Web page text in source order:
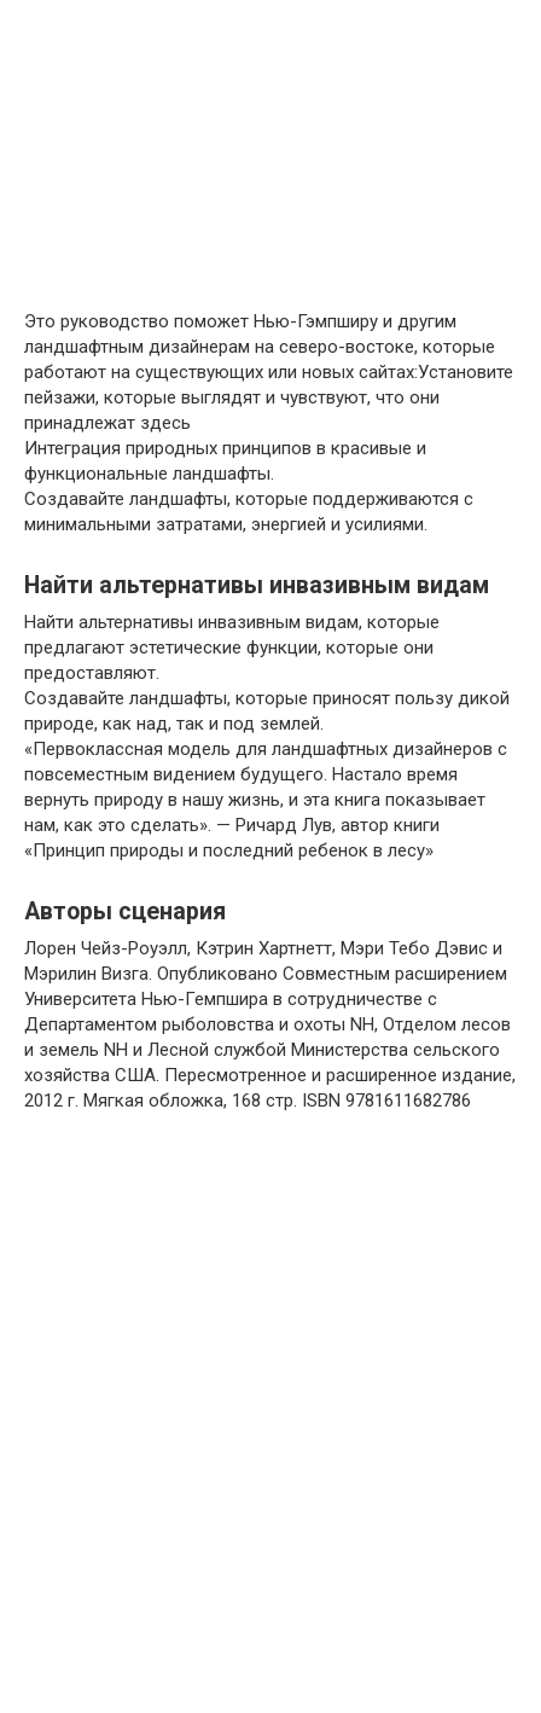
Это руководство поможет Нью-Гэмпширу и другим
ландшафтным дизайнерам на северо-востоке, которые
работают на существующих или новых сайтах:Установите
пейзажи, которые выглядят и чувствуют, что они
принадлежат здесь
Интеграция природных принципов в красивые и
функциональные ландшафты.
Создавайте ландшафты, которые поддерживаются с
минимальными затратами, энергией и усилиями.
Найти альтернативы инвазивным видам
Найти альтернативы инвазивным видам, которые
предлагают эстетические функции, которые они
предоставляют.
Создавайте ландшафты, которые приносят пользу дикой
природе, как над, так и под землей.
«Первоклассная модель для ландшафтных дизайнеров с
повсеместным видением будущего. Настало время
вернуть природу в нашу жизнь, и эта книга показывает
нам, как это сделать». — Ричард Лув, автор книги
«Принцип природы и последний ребенок в лесу»
Авторы сценария
Лорен Чейз-Роуэлл, Кэтрин Хартнетт, Мэри Тебо Дэвис и
Мэрилин Визга. Опубликовано Совместным расширением
Университета Нью-Гемпшира в сотрудничестве с
Департаментом рыболовства и охоты NH, Отделом лесов
и земель NH и Лесной службой Министерства сельского
хозяйства США. Пересмотренное и расширенное издание,
2012 г. Мягкая обложка, 168 стр. ISBN 9781611682786